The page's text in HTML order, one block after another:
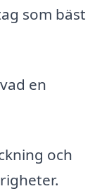
som bäst
en
och